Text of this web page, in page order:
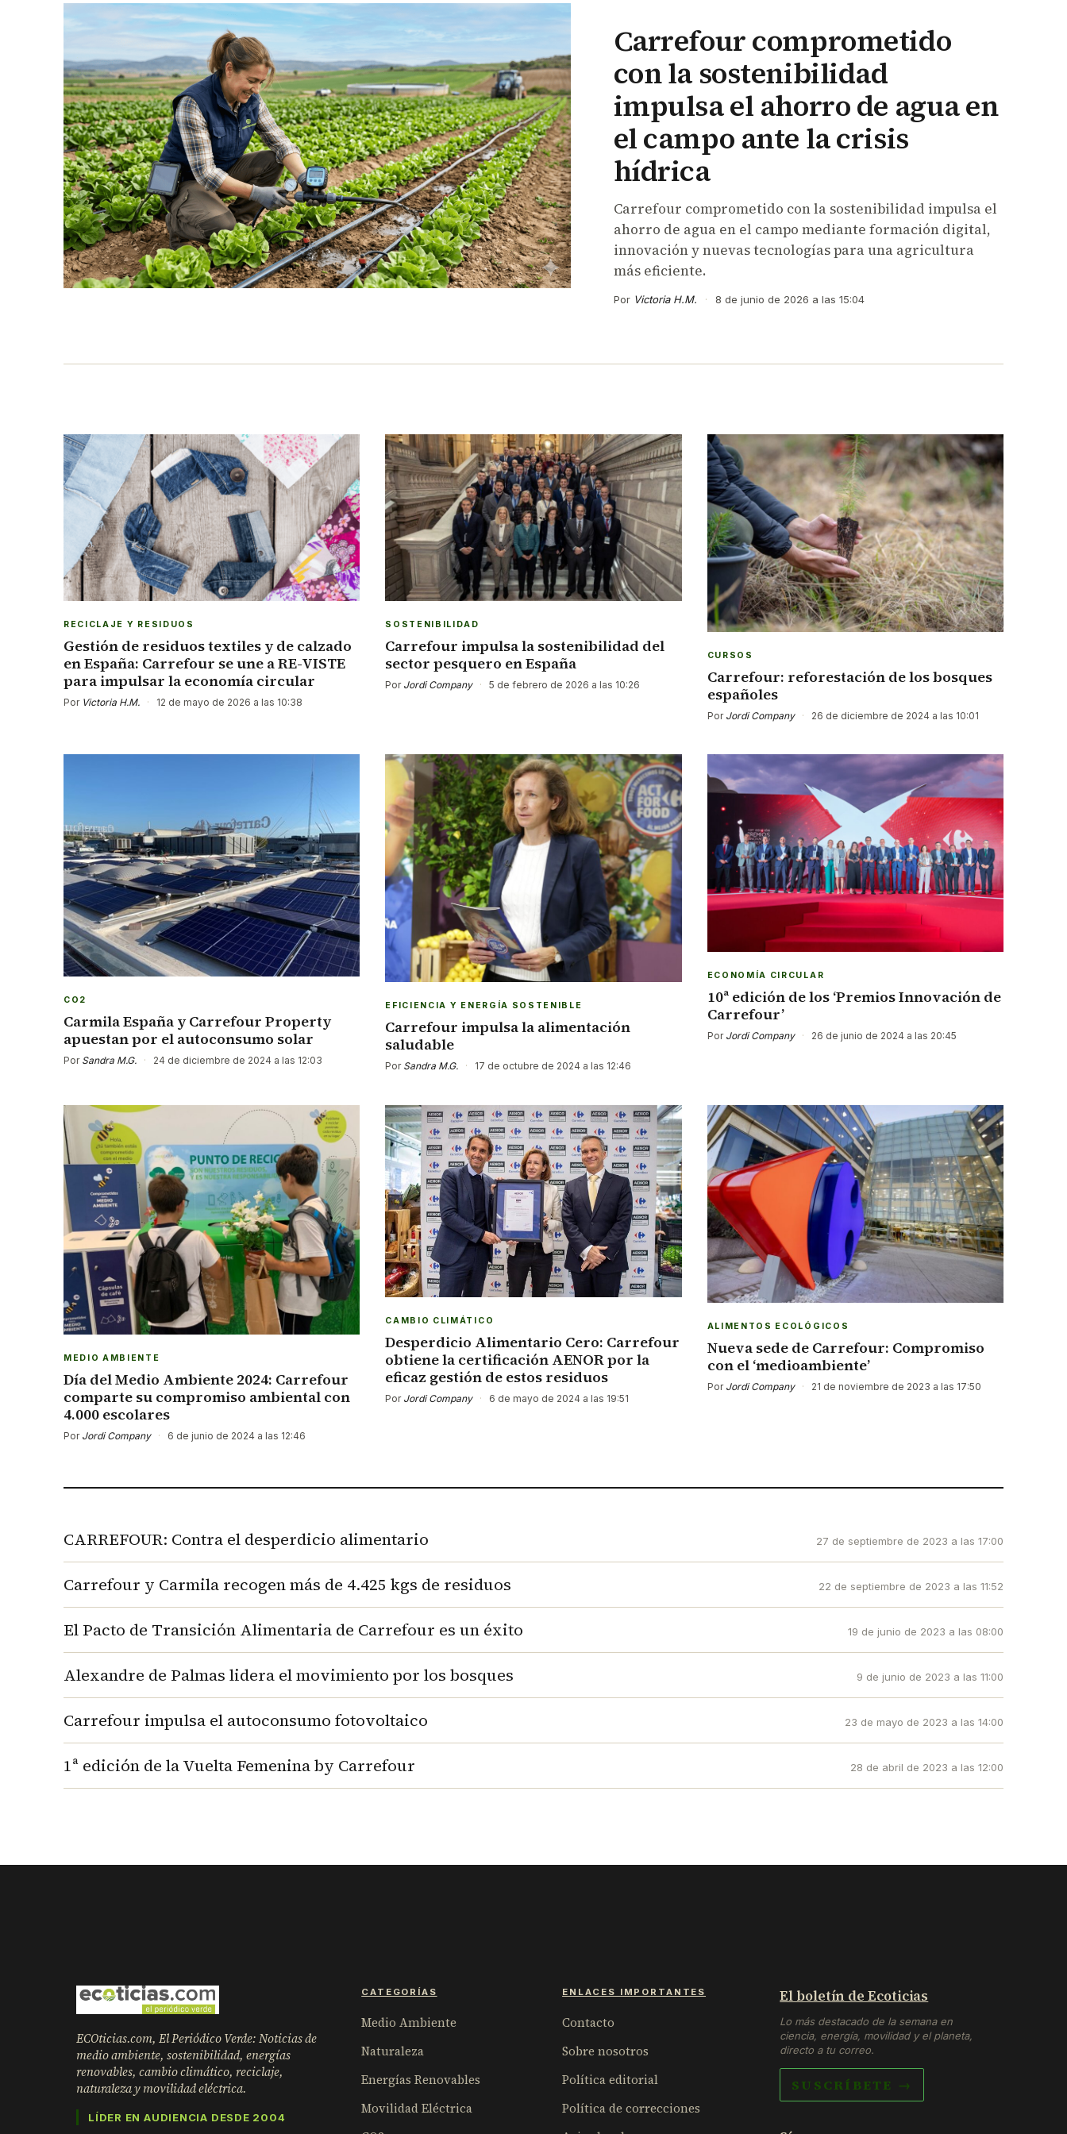
Carrefour comprometido
con la sostenibilidad
impulsa el ahorro de agua en
el campo ante la crisis
hídrica
Carrefour comprometido con la sostenibilidad impulsa el
ahorro de agua en el campo mediante formación digital,
innovación y nuevas tecnologías para una agricultura
más eficiente.
Por Victoria H.M. · 8 de junio de 2026 a las 15:04
RECICLAJE Y RESIDUOS
Gestión de residuos textiles y de calzado
en España: Carrefour se une a RE-VISTE
para impulsar la economía circular
Por Victoria H.M. · 12 de mayo de 2026 a las 10:38
SOSTENIBILIDAD
Carrefour impulsa la sostenibilidad del
sector pesquero en España
Por Jordi Company · 5 de febrero de 2026 a las 10:26
CURSOS
Carrefour: reforestación de los bosques
españoles
Por Jordi Company · 26 de diciembre de 2024 a las 10:01
CO2
Carmila España y Carrefour Property
apuestan por el autoconsumo solar
Por Sandra M.G. · 24 de diciembre de 2024 a las 12:03
EFICIENCIA Y ENERGÍA SOSTENIBLE
Carrefour impulsa la alimentación
saludable
Por Sandra M.G. · 17 de octubre de 2024 a las 12:46
ECONOMÍA CIRCULAR
10ª edición de los ‘Premios Innovación de
Carrefour’
Por Jordi Company · 26 de junio de 2024 a las 20:45
MEDIO AMBIENTE
Día del Medio Ambiente 2024: Carrefour
comparte su compromiso ambiental con
4.000 escolares
Por Jordi Company · 6 de junio de 2024 a las 12:46
CAMBIO CLIMÁTICO
Desperdicio Alimentario Cero: Carrefour
obtiene la certificación AENOR por la
eficaz gestión de estos residuos
Por Jordi Company · 6 de mayo de 2024 a las 19:51
ALIMENTOS ECOLÓGICOS
Nueva sede de Carrefour: Compromiso
con el ‘medioambiente’
Por Jordi Company · 21 de noviembre de 2023 a las 17:50
CARREFOUR: Contra el desperdicio alimentario 27 de septiembre de 2023 a las 17:00
Carrefour y Carmila recogen más de 4.425 kgs de residuos 22 de septiembre de 2023 a las 11:52
El Pacto de Transición Alimentaria de Carrefour es un éxito 19 de junio de 2023 a las 08:00
Alexandre de Palmas lidera el movimiento por los bosques 9 de junio de 2023 a las 11:00
Carrefour impulsa el autoconsumo fotovoltaico 23 de mayo de 2023 a las 14:00
1ª edición de la Vuelta Femenina by Carrefour 28 de abril de 2023 a las 12:00
ECOticias.com, El Periódico Verde: Noticias de
medio ambiente, sostenibilidad, energías
renovables, cambio climático, reciclaje,
naturaleza y movilidad eléctrica.
LÍDER EN AUDIENCIA DESDE 2004
CATEGORÍAS
Medio Ambiente
Naturaleza
Energías Renovables
Movilidad Eléctrica
ENLACES IMPORTANTES
Contacto
Sobre nosotros
Política editorial
Política de correcciones
El boletín de Ecoticias
Lo más destacado de la semana en
ciencia, energía, movilidad y el planeta,
directo a tu correo.
SUSCRÍBETE →